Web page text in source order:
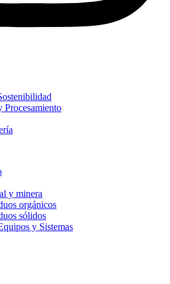
y minera
orgánicos
sólidos
y Sistemas